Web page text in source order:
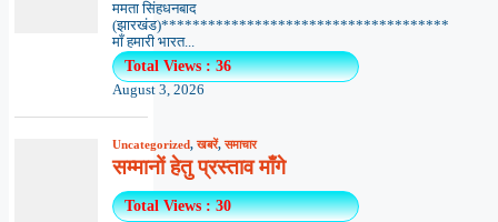
ममता सिंहधनबाद
(झारखंड)*************************************
माँ हमारी भारत...
Total Views : 36
August 3, 2026
Uncategorized,खबरें,समाचार
सम्मानों हेतु प्रस्ताव माँगे
Total Views : 30